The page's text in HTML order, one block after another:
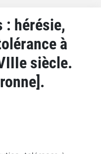
: hérésie,
à
siècle.